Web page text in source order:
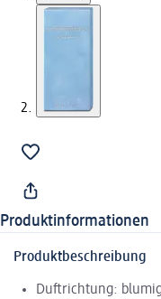
Produktinformationen
Produktbeschreibung
Duftrichtung: